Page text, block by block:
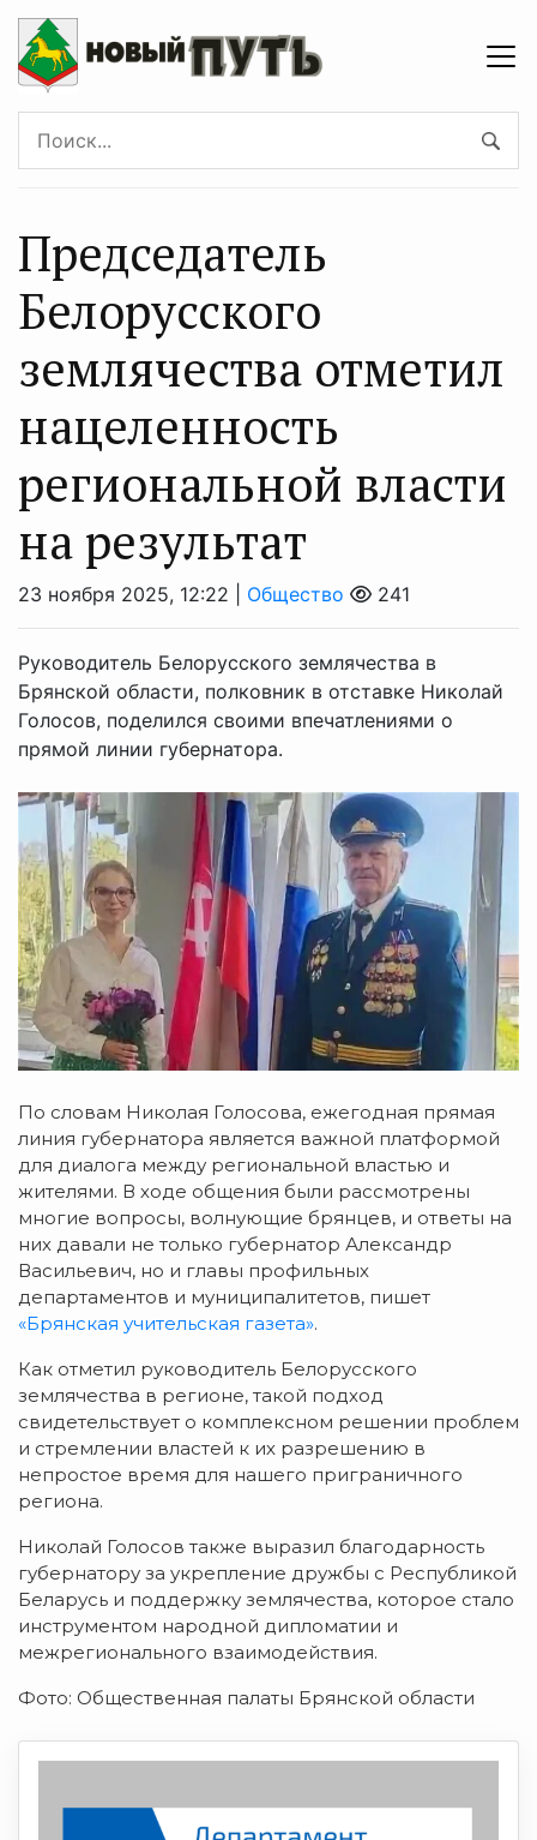
Председатель
Белорусского
землячества отметил
нацеленность
региональной власти
на результат
23 ноября 2025, 12:22 | Общество 241
Руководитель Белорусского землячества в
Брянской области, полковник в отставке Николай
Голосов, поделился своими впечатлениями о
прямой линии губернатора.
По словам Николая Голосова, ежегодная прямая
линия губернатора является важной платформой
для диалога между региональной властью и
жителями. В ходе общения были рассмотрены
многие вопросы, волнующие брянцев, и ответы на
них давали не только губернатор Александр
Васильевич, но и главы профильных
департаментов и муниципалитетов, пишет
«Брянская учительская газета».
Как отметил руководитель Белорусского
землячества в регионе, такой подход
свидетельствует о комплексном решении проблем
и стремлении властей к их разрешению в
непростое время для нашего приграничного
региона.
Николай Голосов также выразил благодарность
губернатору за укрепление дружбы с Республикой
Беларусь и поддержку землячества, которое стало
инструментом народной дипломатии и
межрегионального взаимодействия.
Фото: Общественная палаты Брянской области